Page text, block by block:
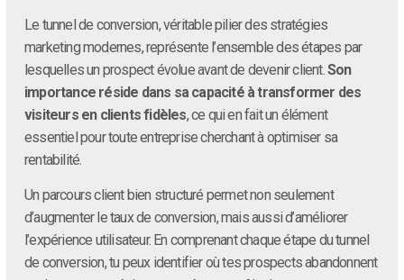
Le tunnel de conversion, véritable pilier des stratégies
marketing modernes, représente l’ensemble des étapes par
lesquelles un prospect évolue avant de devenir client.Son
importance réside dans sa capacité à transformer des
visiteurs en clients fidèles, ce qui en fait un élément
essentiel pour toute entreprise cherchant à optimiser sa
rentabilité.
Un parcours client bien structuré permet non seulement
d’augmenter le taux de conversion, mais aussi d’améliorer
l’expérience utilisateur. En comprenant chaque étape du tunnel
de conversion, tu peux identifier où tes prospects abandonnent